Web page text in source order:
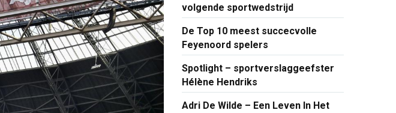
volgende sportwedstrijd
De Top 10 meest succecvolle
Feyenoord spelers
Spotlight – sportverslaggeefster
Hélène Hendriks
Adri De Wilde – Een Leven In Het